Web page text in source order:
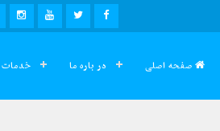
صفحه اصلی در باره ما خدمات